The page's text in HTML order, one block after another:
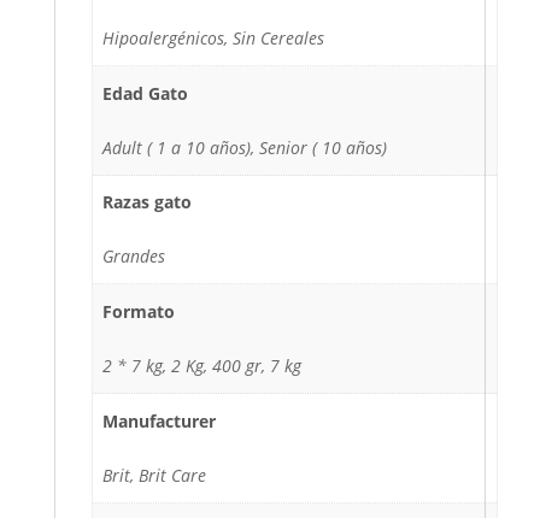
Hipoalergénicos, Sin Cereales
Edad Gato
Adult ( 1 a 10 años), Senior ( 10 años)
Razas gato
Grandes
Formato
2 * 7 kg, 2 Kg, 400 gr, 7 kg
Manufacturer
Brit, Brit Care